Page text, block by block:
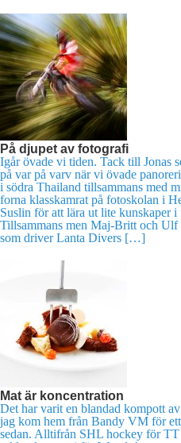
På djupet av fotografi
Igår övade vi tiden. Tack till Jonas
på var på varv när vi övade
i södra Thailand tillsammans med
forna klasskamrat på fotoskolan i
Suslin för att lära ut lite kunskaper
Tillsammans men Maj-Britt och Ulf
som driver Lanta Divers […]
Mat är koncentration
Det har varit en blandad kompott
jag kom hem från Bandy VM för
sedan. Alltifrån SHL hockey för